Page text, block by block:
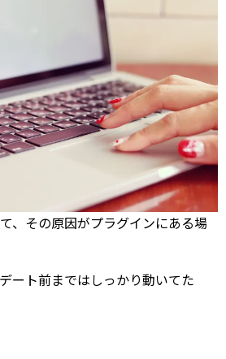
、その原因がプラグインにある場
ート前まではしっかり動いてた